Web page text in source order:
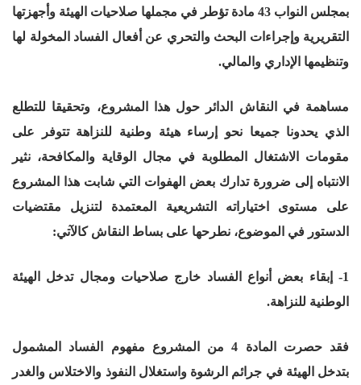
بمجلس النواب 43 مادة تؤطر في مجملها صلاحيات الهيئة وأجهزتها
التقريرية وإجراءات البحث والتحري عن أفعال الفساد المخولة لها
وتنظيمها الإداري والمالي.
مساهمة في النقاش الدائر حول هذا المشروع، وتحقيقا للتطلع
الذي يحدونا جميعا نحو إرساء هيئة وطنية للنزاهة تتوفر على
مقومات الاشتغال المطلوبة في مجال الوقاية والمكافحة، نثير
الانتباه إلى ضرورة تدارك بعض الهفوات التي شابت هذا المشروع
على مستوى اختياراته التشريعية المعتمدة لتنزيل مقتضيات
الدستور في الموضوع، نطرحها على بساط النقاش كالآتي:
1- إبقاء بعض أنواع الفساد خارج صلاحيات ومجال تدخل الهيئة
الوطنية للنزاهة.
فقد حصرت المادة 4 من المشروع مفهوم الفساد المشمول
بتدخل الهيئة في جرائم الرشوة واستغلال النفوذ والاختلاس والغدر